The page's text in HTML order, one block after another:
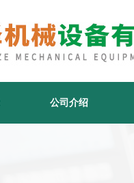
公司介绍